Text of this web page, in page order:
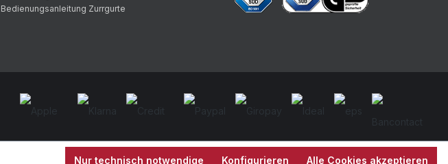
Bedienungsanleitung Zurrgurte
Nur technisch notwendige Konfigurieren Alle Cookies akzeptieren